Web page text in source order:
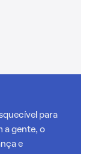
para
a gente, o
e